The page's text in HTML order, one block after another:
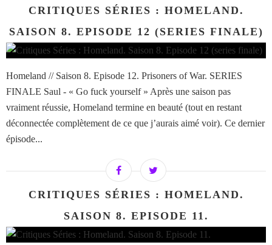
CRITIQUES SÉRIES : HOMELAND.
SAISON 8. EPISODE 12 (SERIES FINALE)
Homeland // Saison 8. Episode 12. Prisoners of War. SERIES
FINALE Saul - « Go fuck yourself » Après une saison pas
vraiment réussie, Homeland termine en beauté (tout en restant
déconnectée complètement de ce que j’aurais aimé voir). Ce dernier
épisode...
CRITIQUES SÉRIES : HOMELAND.
SAISON 8. EPISODE 11.